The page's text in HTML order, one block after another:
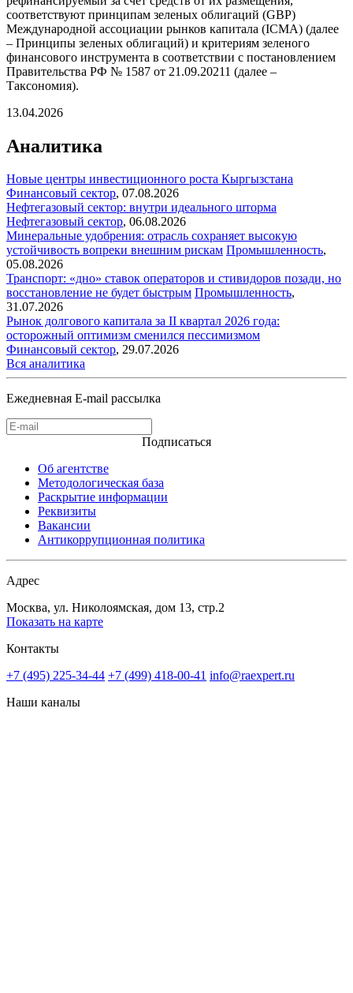
соответствуют принципам зеленых облигаций (GBP)
Международной ассоциации рынков капитала (ICMA) (далее
– Принципы зеленых облигаций) и критериям зеленого
финансового инструмента в соответствии с постановлением
Правительства РФ № 1587 от 21.09.20211 (далее –
Таксономия).
13.04.2026
Аналитика
Новые центры инвестиционного роста Кыргызстана
Финансовый сектор, 07.08.2026
Нефтегазовый сектор: внутри идеального шторма
Нефтегазовый сектор, 06.08.2026
Минеральные удобрения: отрасль сохраняет высокую
устойчивость вопреки внешним рискам Промышленность,
05.08.2026
Транспорт: «дно» ставок операторов и стивидоров позади, но
восстановление не будет быстрым Промышленность,
31.07.2026
Рынок долгового капитала за II квартал 2026 года:
осторожный оптимизм сменился пессимизмом
Финансовый сектор, 29.07.2026
Вся аналитика
Ежедневная E-mail рассылка
Подписаться
Об агентстве
Методологическая база
Раскрытие информации
Реквизиты
Вакансии
Антикоррупционная политика
Адрес
Москва, ул. Николоямская, дом 13, стр.2
Показать на карте
Контакты
+7 (495) 225-34-44 +7 (499) 418-00-41 info@raexpert.ru
Наши каналы